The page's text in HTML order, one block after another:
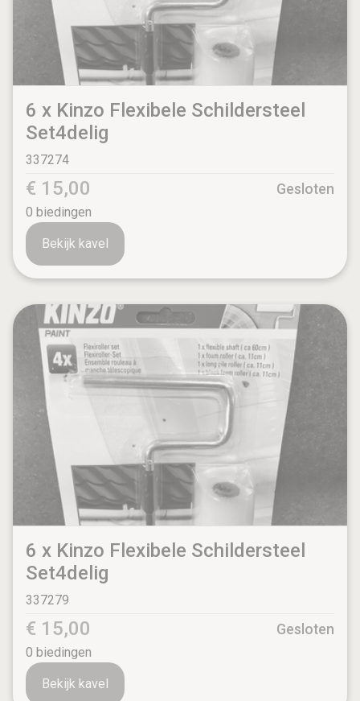
6 x Kinzo Flexibele Schildersteel
Set4delig
337274
€ 15,00
0 biedingen
Gesloten
Bekijk kavel
6 x Kinzo Flexibele Schildersteel
Set4delig
337279
€ 15,00
0 biedingen
Gesloten
Bekijk kavel